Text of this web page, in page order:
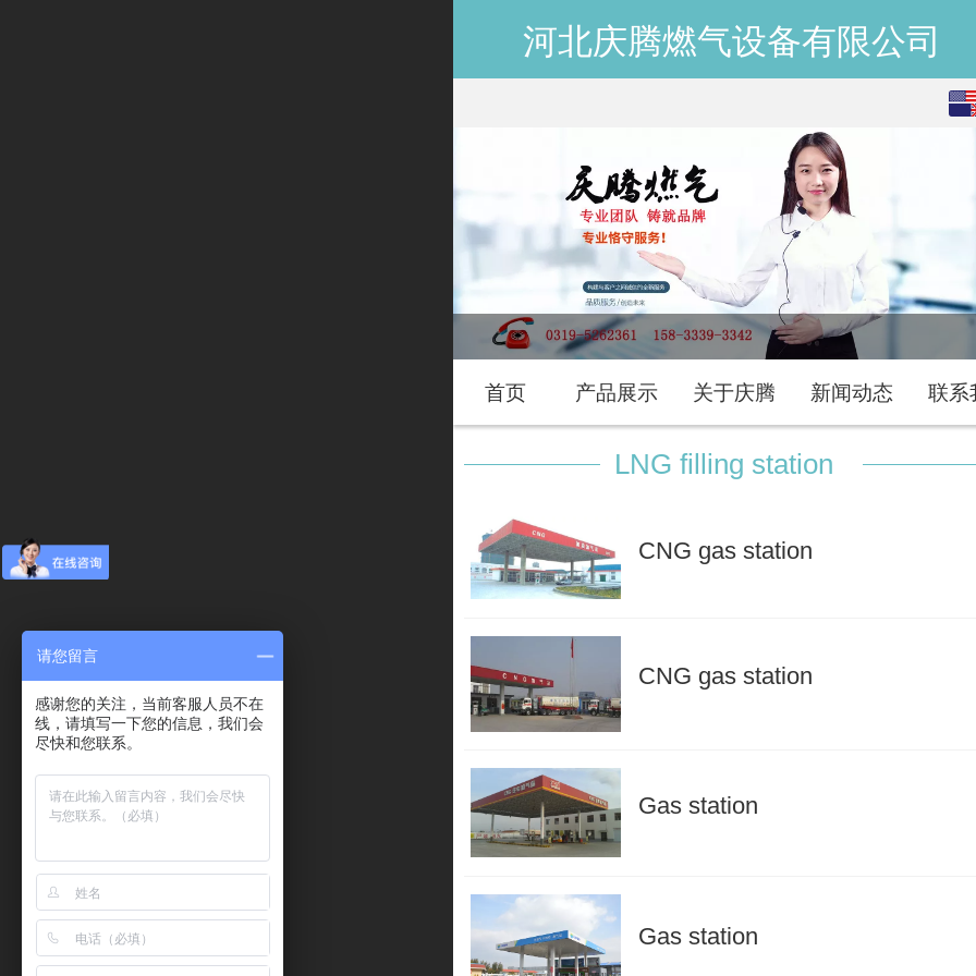
河北庆腾燃气设备有限公司
首页 产品展示 关于庆腾 新闻动态 联系
LNG filling station
CNG gas station
CNG gas station
Gas station
Gas station
请您留言
感谢您的关注，当前客服人员不在
线，请填写一下您的信息，我们会
尽快和您联系。